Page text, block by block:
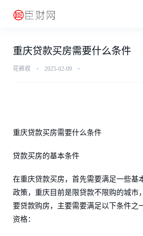
重庆贷款买房需要什么条件
花裤衩 ⋅ 2025-02-09 ⋅
重庆贷款买房需要什么条件
贷款买房的基本条件
在重庆贷款买房，首先需要满足一些基
政策，重庆目前是限贷款不限购的城市
要贷款购房，主要需要满足以下条件之
资格：